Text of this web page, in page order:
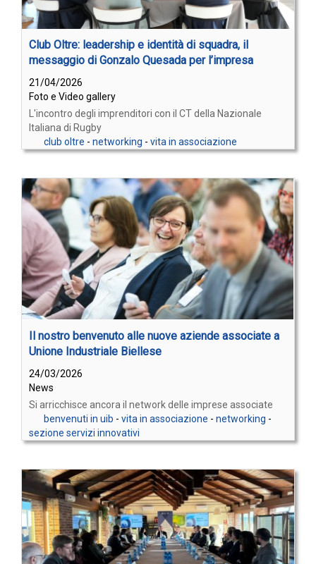
Club Oltre: leadership e identità di squadra, il
messaggio di Gonzalo Quesada per l’impresa
21/04/2026
Foto e Video gallery
L'incontro degli imprenditori con il CT della Nazionale
Italiana di Rugby
club oltre - networking - vita in associazione
Il nostro benvenuto alle nuove aziende associate a
Unione Industriale Biellese
24/03/2026
News
Si arricchisce ancora il network delle imprese associate
benvenuti in uib - vita in associazione - networking -
sezione servizi innovativi